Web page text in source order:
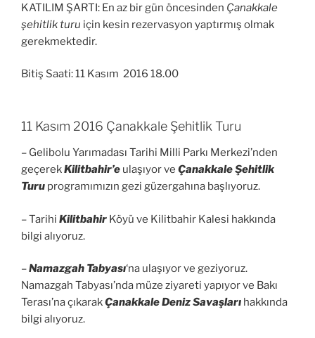
KATILIM ŞARTI: En az bir gün öncesinden Çanakkale
şehitlik turu için kesin rezervasyon yaptırmış olmak
gerekmektedir.
Bitiş Saati: 11 Kasım 2016 18.00
11 Kasım 2016 Çanakkale Şehitlik Turu
– Gelibolu Yarımadası Tarihi Milli Parkı Merkezi’nden
geçerekKilitbahir’e ulaşıyor ve Çanakkale Şehitlik
Turu programımızın gezi güzergahına başlıyoruz.
– Tarihi Kilitbahir Köyü ve Kilitbahir Kalesi hakkında
bilgi alıyoruz.
–Namazgah Tabyası‘na ulaşıyor ve geziyoruz.
Namazgah Tabyası’nda müze ziyareti yapıyor ve Bakı
Terası’na çıkarakÇanakkale Deniz Savaşları hakkında
bilgi alıyoruz.